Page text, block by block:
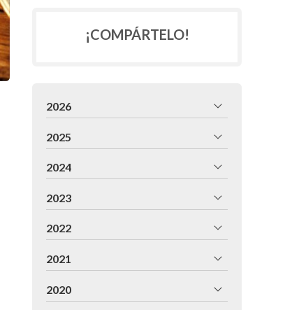
¡COMPÁRTELO!
2026
2025
2024
2023
2022
2021
2020